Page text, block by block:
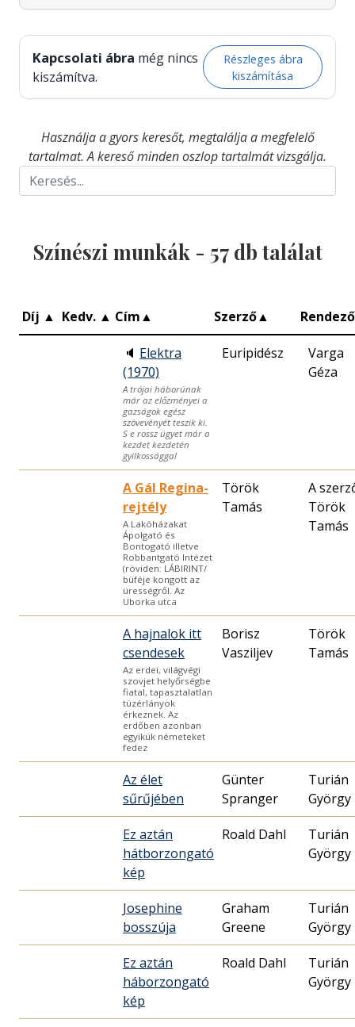
Kapcsolati ábra még nincs
kiszámítva.
Részleges ábra
kiszámítása
Használja a gyors keresőt, megtalálja a megfelelő
tartalmat. A kereső minden oszlop tartalmát vizsgálja.
Színészi munkák - 57db találat
Díj ▲ Kedv. ▲ Cím▲ Szerző▲ Rendező
🔈 Elektra
(1970)
A trójai háborúnak
már az előzményei a
gazságok egész
szövevényét teszik ki.
S e rossz ügyet már a
kezdet kezdetén
gyilkossággal
Euripidész
Varga
Géza
A Gál Regina-
rejtély
A Lakóházakat
Ápolgató és
Bontogató illetve
Robbantgató Intézet
(röviden: LÁBIRINT/
büféje kongott az
ürességről. Az
Uborka utca
Török
Tamás
A
Török
Tamás
A hajnalok itt
csendesek
Az erdei, világvégi
szovjet helyőrségbe
fiatal, tapasztalatlan
tüzérlányok
érkeznek. Az
erdőben azonban
egyikük németeket
fedez
Borisz
Vasziljev
Török
Tamás
Az élet
sűrűjében
Günter
Spranger
Turián
György
Ez aztán
hátborzongató
kép
Roald Dahl
Turián
György
Josephine
bosszúja
Graham
Greene
Turián
György
Ez aztán
háborzongató
kép
Roald Dahl
Turián
György